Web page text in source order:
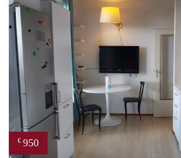
€ 950